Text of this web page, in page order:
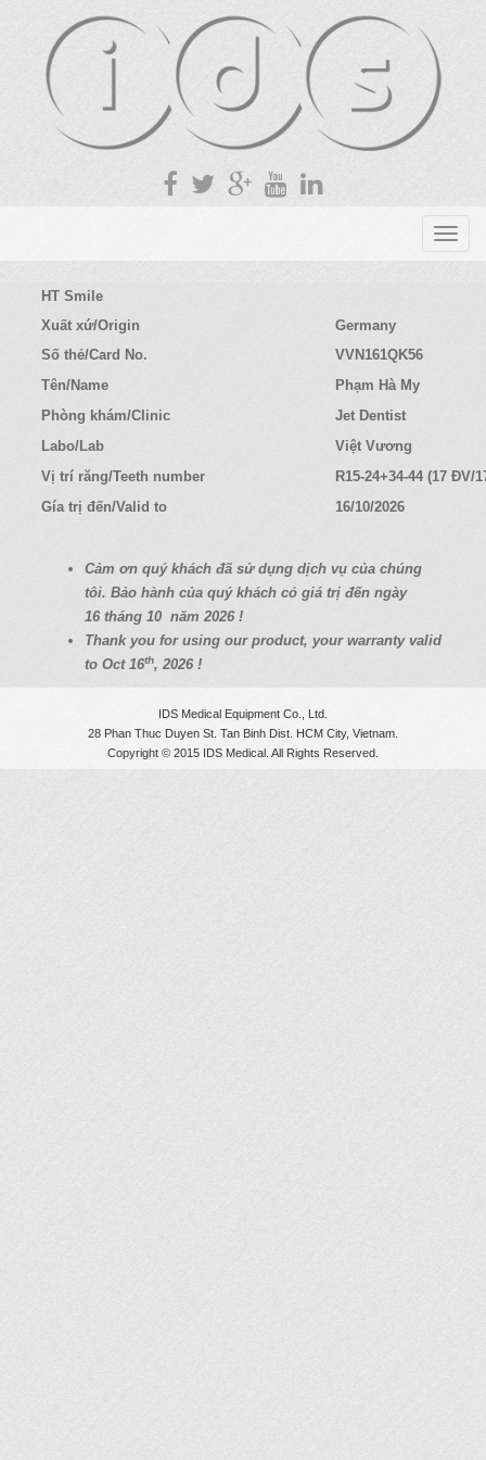
T
g
HT Smile
Xuất xứ/Origin
Germany
Số thẻ/Card No.
VVN161QK56
Tên/Name
Phạm Hà My
Phòng khám/Clinic
Jet Dentist
Labo/Lab
Việt Vương
Vị trí răng/Teeth number
R15-24+34-44 (17 ĐV/
Gía trị đến/Valid to
16/10/2026
Cảmơn quý khách đã sử dụng dịch vụ của chúng
tôi. Bảo hành của quý khách có giá trị đến ngày
16tháng 10 năm 2026 !
Thank you for using our product, your warranty valid
to Oct 16th, 2026 !
IDS Medical Equipment Co., Ltd.
28 Phan Thuc Duyen St. Tan Binh Dist. HCM City, Vietnam.
Copyright © 2015 IDS Medical. All Rights Reserved.